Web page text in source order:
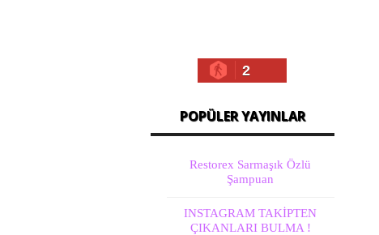
2
POPÜLER YAYINLAR
Restorex Sarmaşık Özlü
Şampuan
INSTAGRAM TAKİPTEN
ÇIKANLARI BULMA !